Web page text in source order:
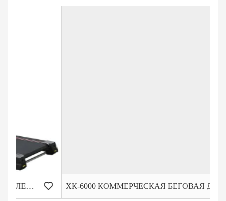
ХК-6000 КОММЕРЧЕСКАЯ БЕГОВАЯ ДОРОЖКА ДЛЯ ТЯЖЕЛЫХ РЕЖИМОВ